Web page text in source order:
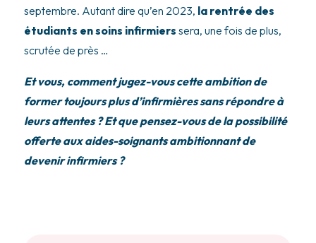
septembre. Autant dire qu’en 2023, la rentrée des
étudiants en soins infirmiers sera, une fois de plus,
scrutée de près …
Et vous, comment jugez-vous cette ambition de
former toujours plus d’infirmières sans répondre à
leurs attentes ? Et que pensez-vous de la possibilité
offerte aux aides-soignants ambitionnant de
devenir infirmiers ?